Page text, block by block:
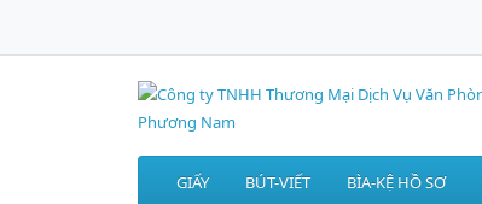
GIẤY BÚT-VIẾT BÌA-KỆ HỒ SƠ